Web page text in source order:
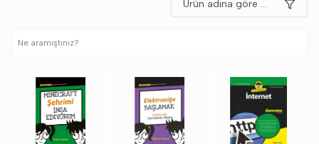
Ürün adına göre A-Z